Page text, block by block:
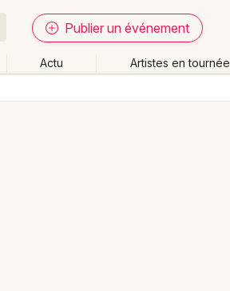
Publier un événement
Actu Artistes en tournée